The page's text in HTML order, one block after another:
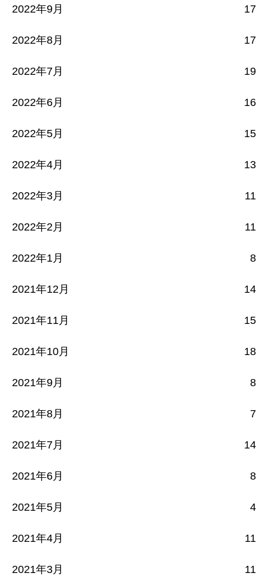
2022年9月 17
2022年8月 17
2022年7月 19
2022年6月 16
2022年5月 15
2022年4月 13
2022年3月 11
2022年2月 11
2022年1月 8
2021年12月 14
2021年11月 15
2021年10月 18
2021年9月 8
2021年8月 7
2021年7月 14
2021年6月 8
2021年5月 4
2021年4月 11
2021年3月 11